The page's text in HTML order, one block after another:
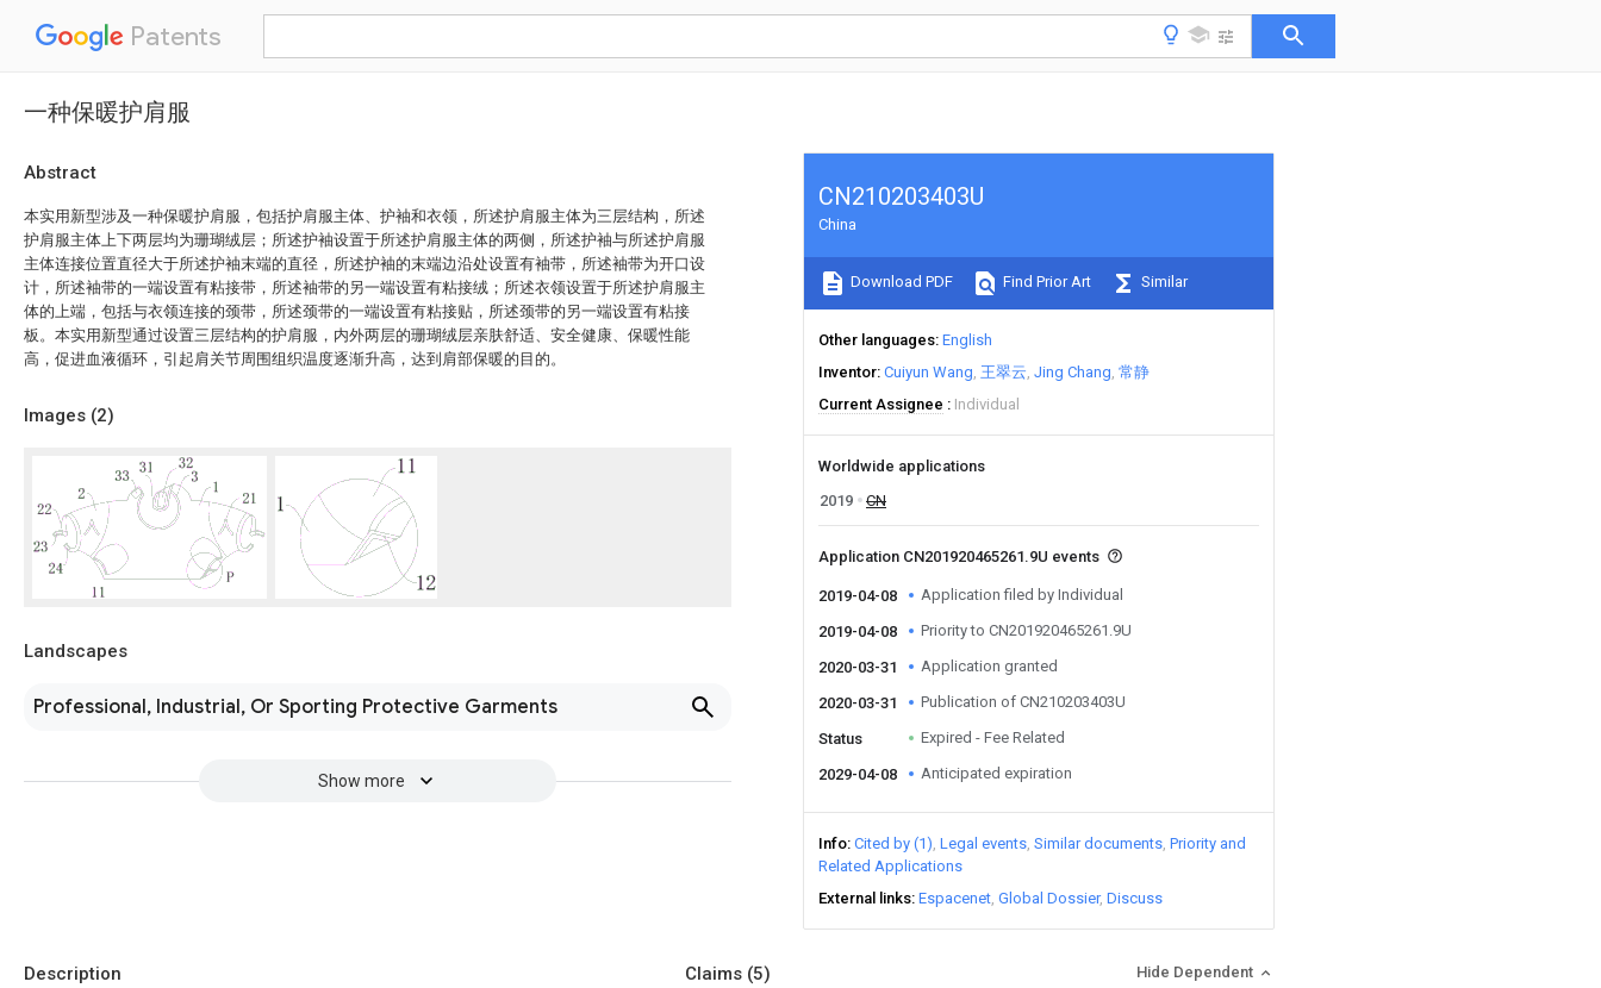
Patents
一种保暖护肩服
Abstract
本实用新型涉及一种保暖护肩服，包括护肩服主体、护袖和衣领，所述护肩服主体为三层结构，所述
护肩服主体上下两层均为珊瑚绒层；所述护袖设置于所述护肩服主体的两侧，所述护袖与所述护肩服
主体连接位置直径大于所述护袖末端的直径，所述护袖的末端边沿处设置有袖带，所述袖带为开口设
计，所述袖带的一端设置有粘接带，所述袖带的另一端设置有粘接绒；所述衣领设置于所述护肩服主
体的上端，包括与衣领连接的颈带，所述颈带的一端设置有粘接贴，所述颈带的另一端设置有粘接
板。本实用新型通过设置三层结构的护肩服，内外两层的珊瑚绒层亲肤舒适、安全健康、保暖性能
高，促进血液循环，引起肩关节周围组织温度逐渐升高，达到肩部保暖的目的。
Images (2)
Landscapes
Professional, Industrial, Or Sporting Protective Garments
Show more
CN210203403U
China
Download PDF Find Prior Art Similar
Other languages English
Inventor Cuiyun Wang 王翠云 Jing Chang 常静
Current Assignee
Individual
Worldwide applications
2019
CN
Application CN201920465261.9U events
2019-04-08 Application filed by Individual
2019-04-08 Priority to CN201920465261.9U
2020-03-31 Application granted
2020-03-31 Publication of CN210203403U
Status Expired - Fee Related
2029-04-08 Anticipated expiration
Info Cited by (1) Legal events Similar documents Priority and
Related Applications
External links Espacenet Global Dossier Discuss
Description Claims (5) Hide Dependent